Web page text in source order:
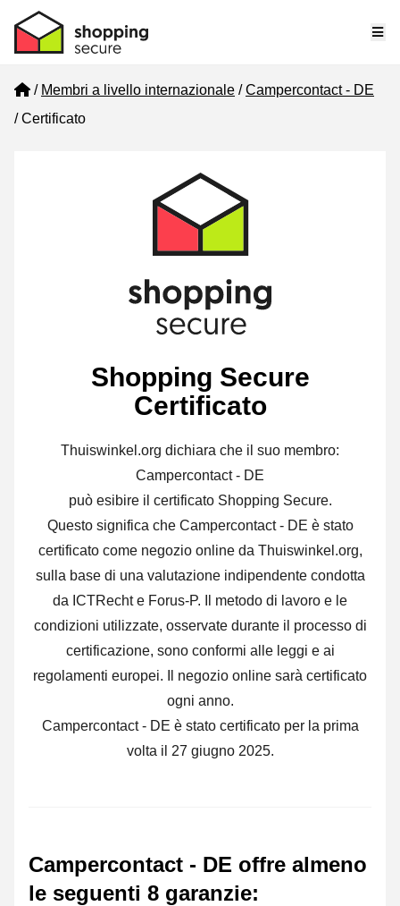
Home
Membri a livello internazionale
Campercontact - DE
Certificato
Shopping Secure
Certificato
Thuiswinkel.org dichiara che il suo membro:
Campercontact - DE
può esibire il certificato Shopping Secure.
Questo significa che Campercontact - DE è stato
certificato come negozio online da Thuiswinkel.org,
sulla base di una valutazione indipendente condotta
da ICTRecht e Forus-P. Il metodo di lavoro e le
condizioni utilizzate, osservate durante il processo di
certificazione, sono conformi alle leggi e ai
regolamenti europei. Il negozio online sarà certificato
ogni anno.
Campercontact - DE è stato certificato per la prima
volta il 27 giugno 2025.
Campercontact - DE offre almeno
le seguenti 8 garanzie: